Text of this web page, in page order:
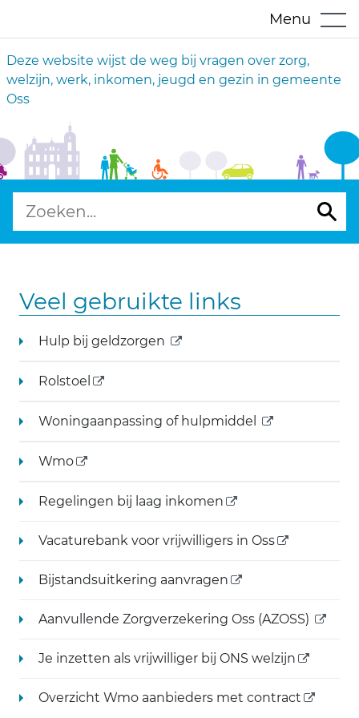
Menu
Deze website wijst de weg bij vragen over zorg,
welzijn, werk, inkomen, jeugd en gezin in gemeente
Oss
Veel gebruikte links
Hulp bij geldzorgen (externe link)
Rolstoel (externe link)
Woningaanpassing of hulpmiddel (externe link)
Wmo(externe link)
Regelingen bij laag inkomen (externe link)
Vacaturebank voor vrijwilligers in Oss(externe link)
Bijstandsuitkering aanvragen (externe link)
Aanvullende Zorgverzekering Oss (AZOSS)
Je inzetten als vrijwilliger bij ONS welzijn (externe
Overzicht Wmo aanbieders met contract (externe